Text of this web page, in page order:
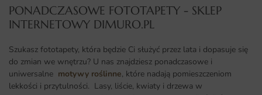
PONADCZASOWE FOTOTAPETY - SKLEP
INTERNETOWY DIMURO.PL​
Szukasz fototapety, która będzie Ci służyć przez lata i dopasuje się
do zmian we wnętrzu? U nas znajdziesz ponadczasowe i
uniwersalne motywy roślinne, które nadają pomieszczeniom
lekkości i przytulności. Lasy, liście, kwiaty i drzewa w